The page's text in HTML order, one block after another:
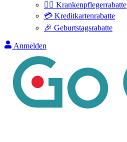
👩‍⚕️ Krankenpflegerrabatte
💳 Kreditkartenrabatte
🎉 Geburtstagsrabatte
Anmelden